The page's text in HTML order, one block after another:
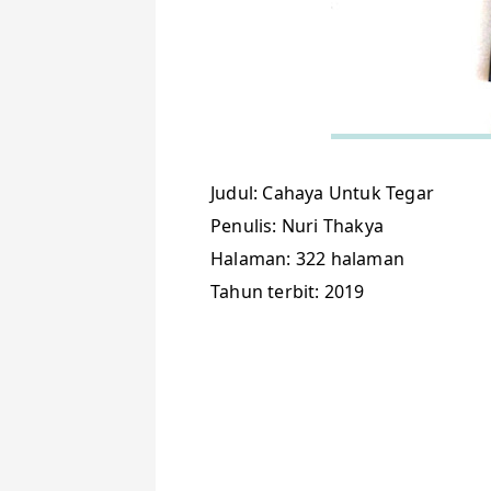
Judul: Cahaya Untuk Tegar
Penulis: Nuri Thakya
Halaman: 322 halaman
Tahun terbit: 2019